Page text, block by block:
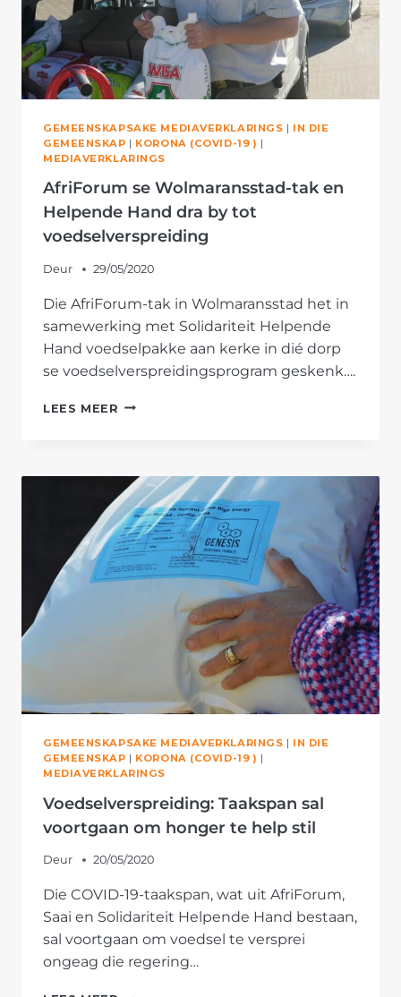
GEMEENSKAPSAKE MEDIAVERKLARINGS | IN DIE
GEMEENSKAP | KORONA (COVID-19 ) |
MEDIAVERKLARINGS
AfriForum se Wolmaransstad-tak en
Helpende Hand dra by tot
voedselverspreiding
Deur 29/05/2020
Die AfriForum-tak in Wolmaransstad het in
samewerking met Solidariteit Helpende
Hand voedselpakke aan kerke in dié dorp
se voedselverspreidingsprogram geskenk….
LEES MEER AFRIFORUM
EN
HELPENDE
HAND
DRA
BY
TOT
VOEDSELVERSPREIDING
GEMEENSKAPSAKE MEDIAVERKLARINGS | IN DIE
GEMEENSKAP | KORONA (COVID-19 ) |
MEDIAVERKLARINGS
Voedselverspreiding: Taakspan sal
voortgaan om honger te help stil
Deur 20/05/2020
Die COVID-19-taakspan, wat uit AfriForum,
Saai en Solidariteit Helpende Hand bestaan,
sal voortgaan om voedsel te versprei
ongeag die regering…